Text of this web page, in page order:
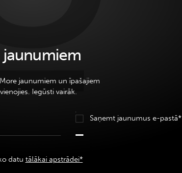
jaunumiem
jaunumiem un īpašajiem
Iegūsti vairāk.
Saņemt jaunumus e-pastā*
datu tālākai apstrādei*